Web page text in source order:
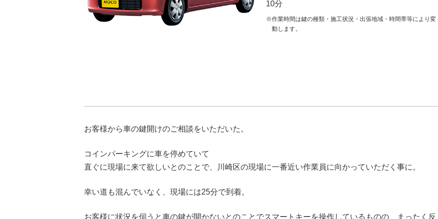
10分
※作業時間は鍵の種類・施工状況・出張地域・時間帯等により変
動します。
お客様から車の鍵開けのご相談をいただいた。
コインパーキングに車を停めていて
直ぐに現場に来て欲しいとのことで、川崎区の現場に一番近い作業員に向かっていただく事に。
幸い道も混んでいなく、現場には25分で到着。
お客様に状況を伺うと車の鍵が開かないとのことでスマートキーを操作しているものの、まったく反